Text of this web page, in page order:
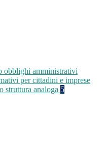
obblighi amministrativi
per cittadini e imprese
struttura analoga 5